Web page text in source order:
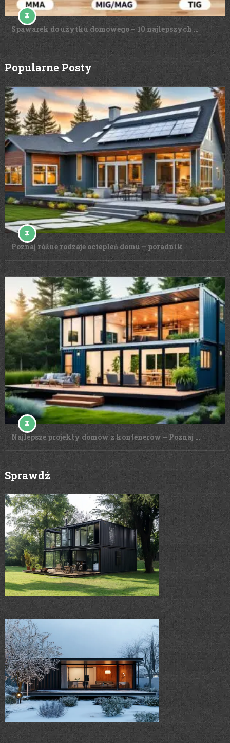
Spawarek do użytku domowego – 10 najlepszych …
Popularne Posty
Poznaj różne rodzaje ociepleń domu – poradnik
Najlepsze projekty domów z kontenerów – Poznaj …
Sprawdź